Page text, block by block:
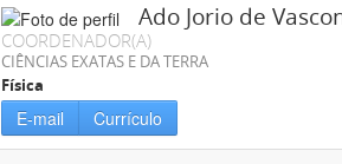
Ado Jorio de
COORDENADOR(A)
CIÊNCIAS EXATAS E DA TERRA
Física
E-mail Currículo